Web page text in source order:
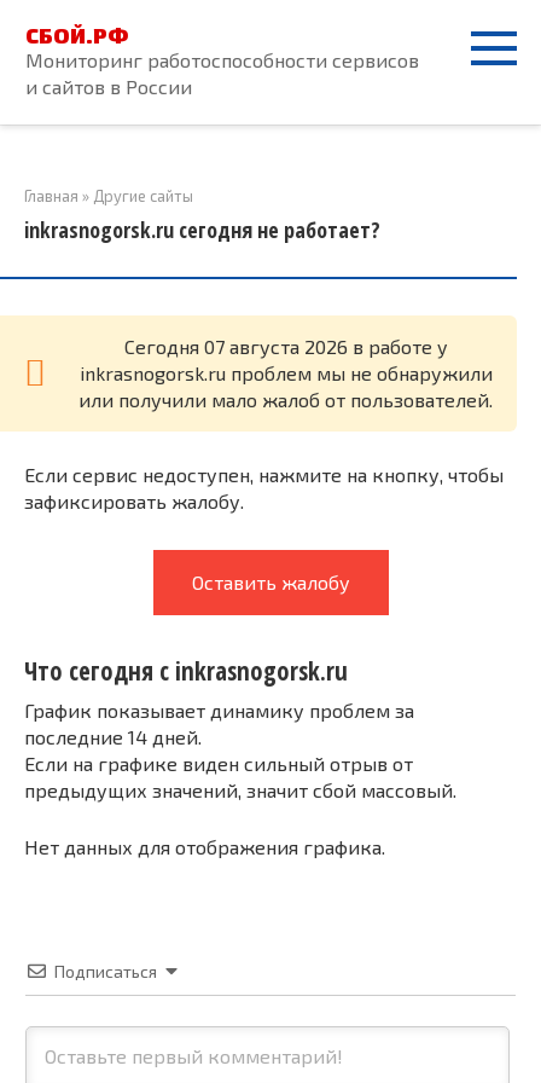
контенту
СБОЙ.РФ
Мониторинг работоспособности сервисов
и сайтов в России
Главная » Другие сайты
inkrasnogorsk.ru сегодня не работает?
Cегодня 07 августа 2026 в работе у
inkrasnogorsk.ru проблем мы не обнаружили
или получили мало жалоб от пользователей.
Если сервис недоступен, нажмите на кнопку, чтобы
зафиксировать жалобу.
Оставить жалобу
Что сегодня с inkrasnogorsk.ru
График показывает динамику проблем за
последние 14 дней.
Если на графике виден сильный отрыв от
предыдущих значений, значит сбой массовый.
Нет данных для отображения графика.
Подписаться